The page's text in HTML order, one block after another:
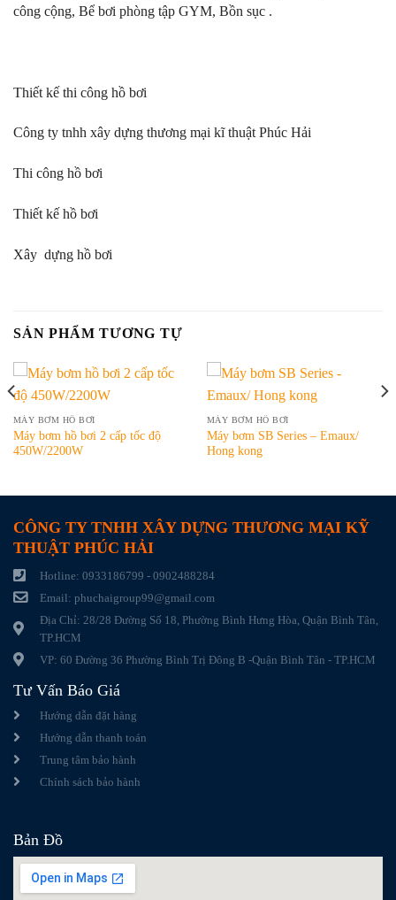
công cộng, Bể bơi phòng tập GYM, Bồn sục .
Thiết kế thi công hồ bơi
Công ty tnhh xây dựng thương mại kĩ thuật Phúc Hải
Thi công hồ bơi
Thiết kế hồ bơi
Xây dựng hồ bơi
SẢN PHẨM TƯƠNG TỰ
MÁY BƠM HỒ BƠI
Máy bơm hồ bơi 2 cấp tốc độ
450W/2200W
MÁY BƠM HỒ BƠI
Máy bơm SB Series – Emaux/
Hong kong
CÔNG TY TNHH XÂY DỰNG THƯƠNG MẠI KỸ
THUẬT PHÚC HẢI
Hotline: 0933186799 - 0902488284
Email: phuchaigroup99@gmail.com
Địa Chỉ: 28/28 Đường Số 18, Phường Bình Hưng Hòa, Quận Bình Tân,
TP.HCM
VP: 60 Đường 36 Phường Bình Trị Đông B -Quận Bình Tân - TP.HCM
Tư Vấn Báo Giá
Hướng dẫn đặt hàng
Hướng dẫn thanh toán
Trung tâm bảo hành
Chính sách bảo hành
Bản Đồ